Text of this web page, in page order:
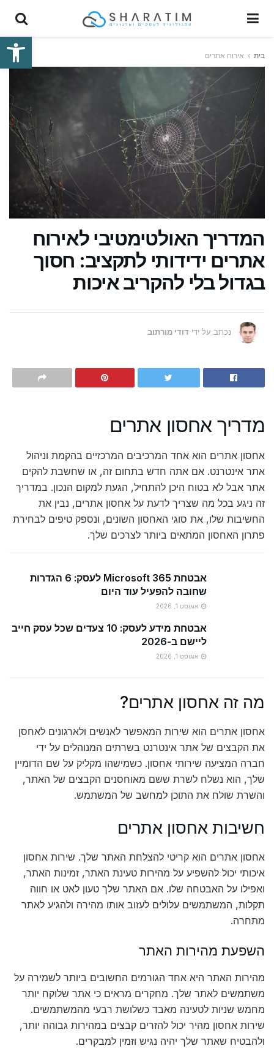
פתח
בית אירוח אתרים
המדריך האולטימטיבי לאירוח
אתרים ידידותי לתקציב: חסוך
בגדול בלי להקריב איכות
נכתב על ידי דודי מורתוב
מדריך אחסון אתרים
אחסון אתרים הוא אחד המרכיבים המרכזיים בהקמת וניהול
אתר אינטרנט. אם אתה חדש בתחום זה, או שחשבת להקים
אתר אבל לא בטוח היכן להתחיל, הגעת למקום הנכון. במדריך
זה ניגע בכל מה שצריך לדעת על אחסון אתרים, נבין את
החשיבות שלו, את סוגי האחסון השונים, ונספק טיפים לבחירת
פתרון האחסון המתאים ביותר לצרכים שלך.
אבטחת Microsoft 365 לעסק: 6 הגדרות
שחובה להפעיל עוד היום
אוגוסט 1, 2026
אבטחת מידע לעסק: 10 צעדים שכל עסק חייב
ליישם ב-2026
אוגוסט 1, 2026
מה זה אחסון אתרים?
אחסון אתרים הוא שירות המאפשר לאנשים ולארגונים לאחסן
את הקבצים של אתר אינטרנט בשרתים המנוהלים על ידי
חברה המציעה שירותי אחסון. כשמישהו מקליק על שם הדומיין
שלך, הוא נשלח לשרת ששם מאוחסנים הקבצים של האתר,
והשרת שולח את התוכן למחשב של המשתמש.
חשיבות אחסון אתרים
אחסון אתרים הוא קריטי להצלחת האתר שלך. שירות אחסון
איכותי יכול להשפיע על מהירות טעינת האתר, זמינות האתר,
ואפילו על האבטחה שלו. אם האתר שלך טעון לאט או חווה
תקלות, המשתמשים עלולים לעזוב אותו מהירה ולהגיע לאתר
מתחרה.
השפעת מהירות האתר
מהירות האתר היא אחד הגורמים החשובים ביותר לשמירה על
משתמשים לאתר שלך. מחקרים מראים כי אתר שלוקח יותר
מחמש שניות לטעינה מאבד כשלושת רבעי מהמשתמשים.
שירות אחסון מהיר יכול להזרים קבצים במהירות גבוהה יותר,
ולהבטיח שאתר שלך יהיה נגיש וזמין למבקרים.